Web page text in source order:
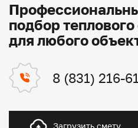
подбор
для любого
8 (831) 216-
Загрузить смету